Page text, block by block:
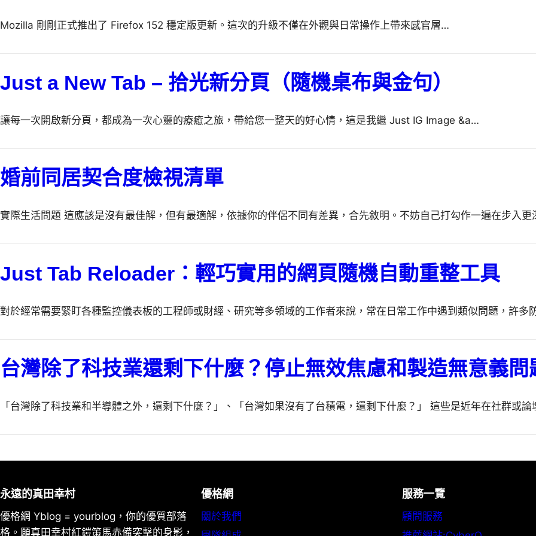
Mozilla 剛剛正式推出了 Firefox 152 穩定版更新。這次的升級不僅在外觀與日常操作上帶來感官層…
Just a New Tab – 拾光新分頁（隨機桌布與金句）
讓每一次開啟新分頁，都成為一次心靈的療癒之旅，帶給您一整天的好心情，這是我繼 Just IG Image &a…
婚前同居契合度檢視清單
實際生活問題 這應該是沒有最佳解，但有最適解，依據你的伴侶不同有差異，合先敘明。不妨自己打勾作一遍在步入
Just Tab Reloader：輕巧實用的網頁隨機自動重整工具
對於經常需要緊盯各種監控儀表板的工程師或財經、研究等多領域的工作者來說，常在日常工作中遇到類似問題，許多
台灣除了科技業還剩下什麼？停止無效焦慮和製造無意義
「台灣除了科技業和半導體之外，還剩下什麼？」、「台灣如果沒有了台積電，還剩下什麼？」 這些是近年在社群或
永遠的真田幸村
優格網 Yblog = yourblog，你的優質部落
格。願真田幸村紅鎧策馬赤備突擊的身影，
優格網
關於我們
服務一覽
顧問服務